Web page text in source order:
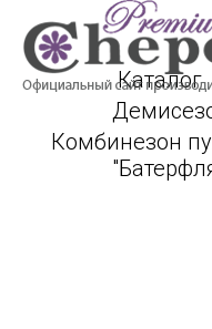
Каталог
Комбинезон